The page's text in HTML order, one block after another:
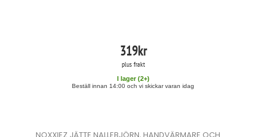
319kr
plus frakt
I lager (2+)
Beställ innan 14:00 och vi skickar varan idag